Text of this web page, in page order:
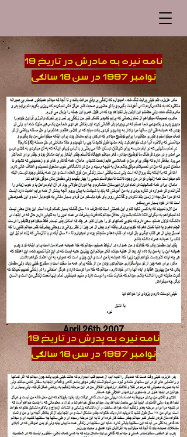
May 17th 1979
April 26th 2007
نامه نیره به مادرش در تاریخ 19
نوامبر 1997 در سن 18 سالگی
نامه نیره به پدرش در تاریخ 19
نوامبر 1997 در سن 18 سالگی